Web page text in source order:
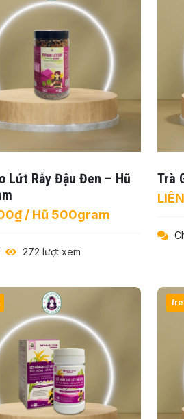
Lứt Rẫy Đậu Đen – Hũ
/ Hũ 500gram
272 lượt xem
Trà